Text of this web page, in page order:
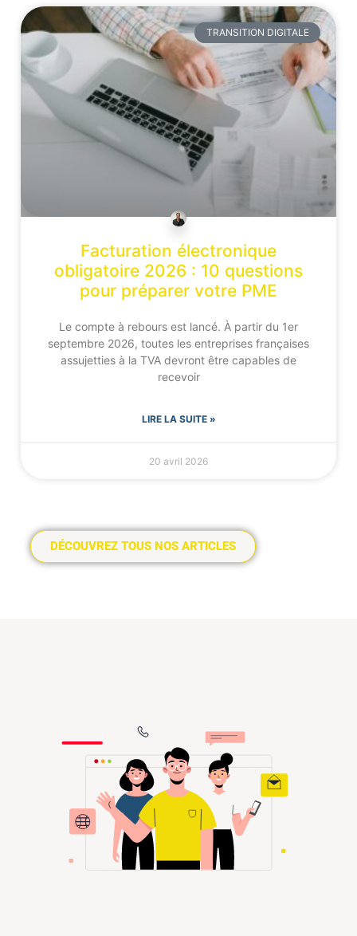
TRANSITION DIGITALE
Facturation électronique
obligatoire 2026 : 10 questions
pour préparer votre PME
Le compte à rebours est lancé. À partir du 1er
septembre 2026, toutes les entreprises françaises
assujetties à la TVA devront être capables de
recevoir
LIRE LA SUITE »
20 avril 2026
DÉCOUVREZ TOUS NOS ARTICLES